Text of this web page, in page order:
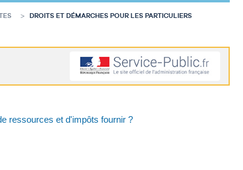
DROITS ET DÉMARCHES POUR LES PARTICULIERS
ressources et d'impôts fournir ?